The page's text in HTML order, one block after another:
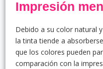
Impresión
Debido a su color natural
la tinta tiende a
que los colores pueden
comparación con la